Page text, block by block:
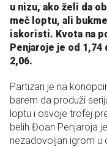
u nizu, ako želi da
meč loptu, ali
iskoristi. Kvota na
Penjaroje je od 1,74
2,06.
Partizan je na
barem da produži
loptu i osvoje trofej
belih Đoan Penjaroja
nezadovoljan igrom u